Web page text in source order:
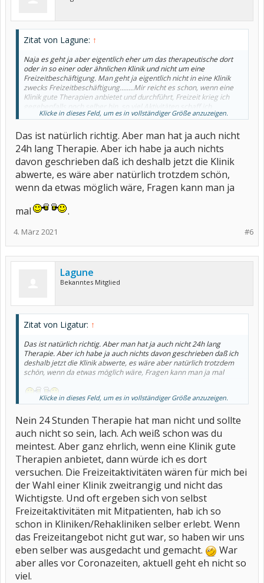
Zitat von Lagune: ↑
Naja es geht ja aber eigentlich eher um das therapeutische dort
oder in so einer oder ähnlichen Klinik und nicht um eine
Freizeitbeschäftigung. Man geht ja eigentlich nicht in eine Klinik
zwecks Freizeitbeschäftigung........Mir reicht es schon, wenn eine
Klinik gute Therapien anbietet und durchführt, Freizeit krieg ich
gegebenfalls noch selber hin, so viel Aktivitäten schaff ich
nebenher eh nicht mehr, mir reicht dann auch durchaus langsame
Klicke in dieses Feld, um es in vollständiger Größe anzuzeigen.
Das ist natürlich richtig. Aber man hat ja auch nicht
24h lang Therapie. Aber ich habe ja auch nichts
davon geschrieben daß ich deshalb jetzt die Klinik
abwerte, es wäre aber natürlich trotzdem schön,
wenn da etwas möglich wäre, Fragen kann man ja
mal
.
#6
4. März 2021
Lagune
Bekanntes Mitglied
Zitat von Ligatur: ↑
Das ist natürlich richtig. Aber man hat ja auch nicht 24h lang
Therapie. Aber ich habe ja auch nichts davon geschrieben daß ich
deshalb jetzt die Klinik abwerte, es wäre aber natürlich trotzdem
schön, wenn da etwas möglich wäre, Fragen kann man ja mal
.
Klicke in dieses Feld, um es in vollständiger Größe anzuzeigen.
Nein 24 Stunden Therapie hat man nicht und sollte
auch nicht so sein, lach. Ach weiß schon was du
meintest. Aber ganz ehrlich, wenn eine Klinik gute
Therapien anbietet, dann würde ich es dort
versuchen. Die Freizeitaktivitäten wären für mich bei
der Wahl einer Klinik zweitrangig und nicht das
Wichtigste. Und oft ergeben sich von selbst
Freizeitaktivitäten mit Mitpatienten, hab ich so
schon in Kliniken/Rehakliniken selber erlebt. Wenn
das Freizeitangebot nicht gut war, so haben wir uns
eben selber was ausgedacht und gemacht.
War
aber alles vor Coronazeiten, aktuell geht eh nicht so
viel.